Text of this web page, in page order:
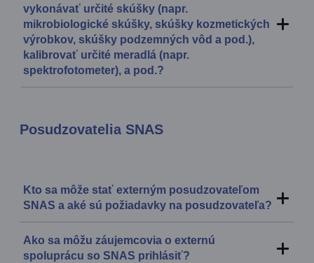
vykonávať určité skúšky (napr.
mikrobiologické skúšky, skúšky kozmetických
výrobkov, skúšky podzemných vôd a pod.),
kalibrovať určité meradlá (napr.
spektrofotometer), a pod.?
Posudzovatelia SNAS
Kto sa môže stať externým posudzovateľom
SNAS a aké sú požiadavky na posudzovateľa?
Ako sa môžu záujemcovia o externú
spoluprácu so SNAS prihlásiť?